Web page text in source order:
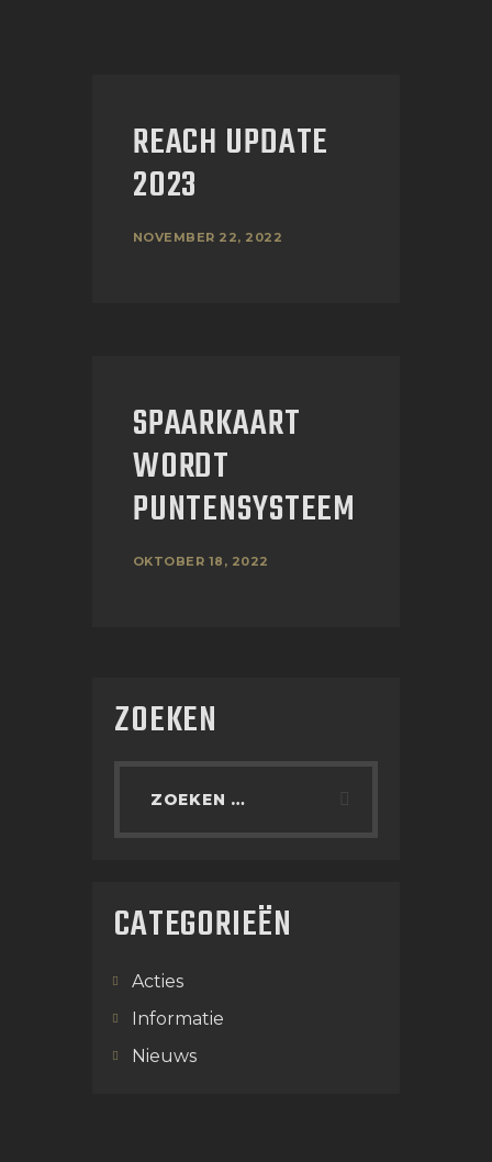
REACH UPDATE
2023
NOVEMBER 22, 2022
SPAARKAART
WORDT
PUNTENSYSTEEM
OKTOBER 18, 2022
ZOEKEN
CATEGORIEËN
Acties
Informatie
Nieuws